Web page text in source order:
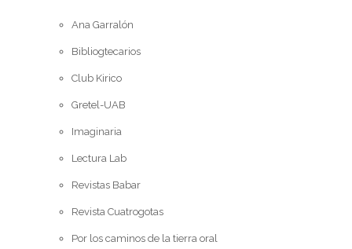
Ana Garralón
Bibliogtecarios
Club Kirico
Gretel-UAB
Imaginaria
Lectura Lab
Revistas Babar
Revista Cuatrogotas
Por los caminos de la tierra oral